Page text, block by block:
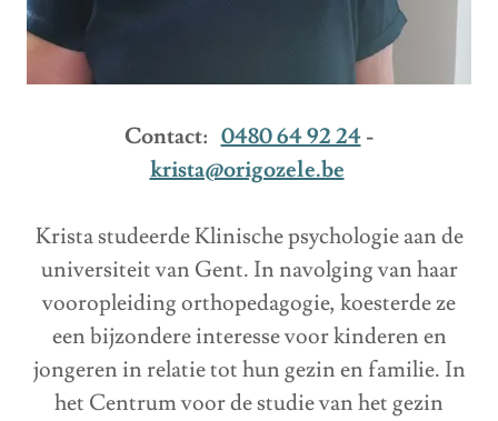
Contact: 0480 64 92 24-
krista@origozele.be
Krista studeerde Klinische psychologie aan de
universiteit van Gent. In navolging van haar
vooropleiding orthopedagogie, koesterde ze
een bijzondere interesse voor kinderen en
jongeren in relatie tot hun gezin en familie. In
het Centrum voor de studie van het gezin